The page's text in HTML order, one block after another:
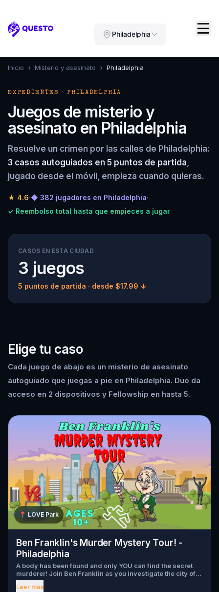
Questo Philadelphia
Inicio › Misterio y asesinato › Philadelphia
EXPEDIENTES · PHILADELPHIA
Juegos de misterio y
asesinato en Philadelphia
Resuelve un crimen por las calles de Philadelphia:
3 casos autoguiados en 5 puntos de partida,
jugado desde el móvil, empieza cuando quieras.
★ 4.6·◆ 382 jugadores en Philadelphia·
✓ Reembolso total hasta que empieces a jugar
CASOS EN ESTA CIUDAD
3 juegos
5 puntos de partida · desde $17.99 ↓
Elige tu caso
Cada juego de abajo es un misterio de asesinato
autoguiado que juegas a pie en Philadelphia. Duo da
acceso en 2 dispositivos y Fellowship en hasta 5.
📍 LOVE Park
Ben Franklin's Murder Mystery Tour! -
Philadelphia
A body has been found and only YOU can find the secret
murderer! Join Ben Franklin as you investigate the city of
Philadelphia so you can discover which of the Founding
Fathers committed the crime. Chat with 18th Century
Leer más